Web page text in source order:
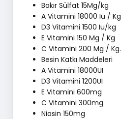
Bakır Sülfat 15Mg/kg
A Vitamini 18000 Iu / Kg
D3 Vitamini 1500 Iu/kg
E Vitamini 150 Mg / Kg
C Vitamini 200 Mg / Kg.
Besin Katkı Maddeleri
A Vitamini 18000UI
D3 Vitamini 1200UI
E Vitamini 600mg
C Vitamini 300mg
Niasin 150mg